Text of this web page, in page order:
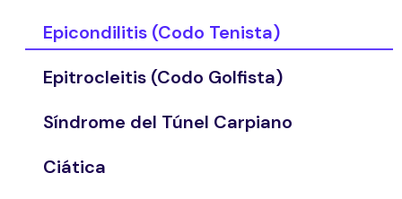
Epicondilitis (Codo Tenista)
Epitrocleitis (Codo Golfista)
Síndrome del Túnel Carpiano
Ciática